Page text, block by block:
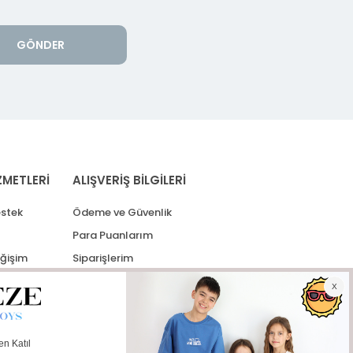
GÖNDER
ALIŞVERİŞ BİLGİLERİ
Ödeme ve Güvenlik
Para Puanlarım
Siparişlerim